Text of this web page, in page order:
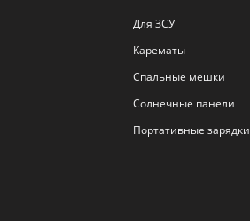
Для ЗСУ
Карематы
Спальные мешки
Солнечные панели
Портативные зарядки